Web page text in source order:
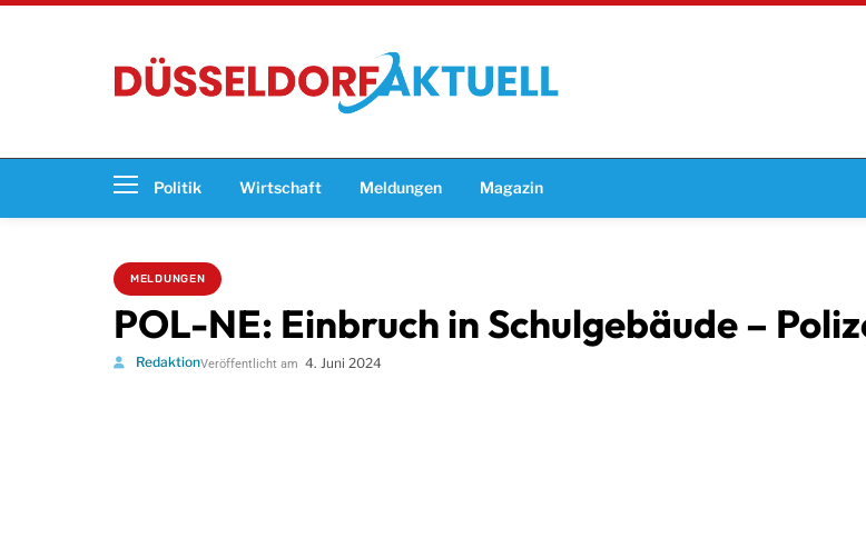
Politik Wirtschaft Meldungen Magazin
MELDUNGEN
POL-NE: Einbruch in Schulgebäude –
RedaktionVeröffentlicht am 4. Juni 2024